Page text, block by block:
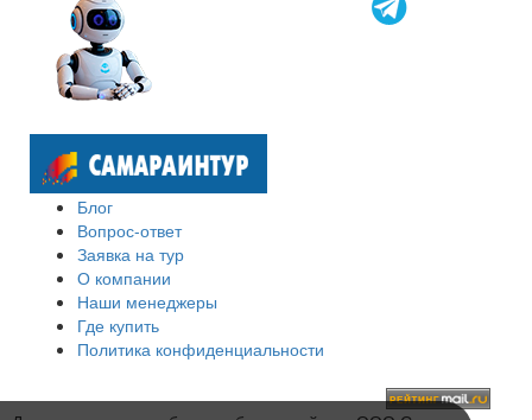
Блог
Вопрос-ответ
Заявка на тур
О компании
Наши менеджеры
Где купить
Политика конфиденциальности